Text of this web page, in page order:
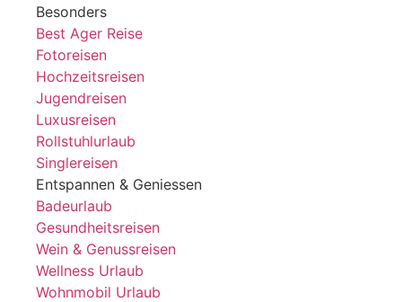
Besonders
Best Ager Reise
Fotoreisen
Hochzeitsreisen
Jugendreisen
Luxusreisen
Rollstuhlurlaub
Singlereisen
Entspannen & Geniessen
Badeurlaub
Gesundheitsreisen
Wein & Genussreisen
Wellness Urlaub
Wohnmobil Urlaub